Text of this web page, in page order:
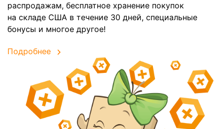
распродажам, бесплатное хранение покупок
на складе США в течение 30 дней, специальные
бонусы и многое другое!
Подробнее